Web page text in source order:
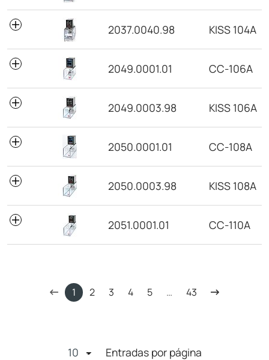
2037.0040.98 KISS 104A
2049.0001.01 CC-106A
2049.0003.98 KISS 106A
2050.0001.01 CC-108A
2050.0003.98 KISS 108A
2051.0001.01 CC-110A
1 2 3 4 5 … 43
Entradas por página